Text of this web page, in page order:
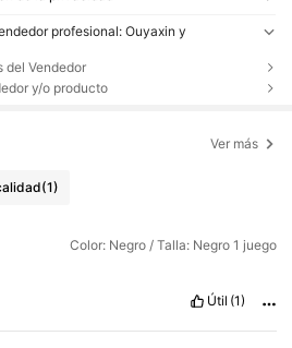
profesional: Ouyaxin y
del Vendedor
y/o producto
Ver más
(1)
Color: Negro / Talla: Negro 1 juego
Útil (1)